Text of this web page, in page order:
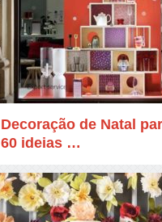
Decoração de Natal
60 ideias …